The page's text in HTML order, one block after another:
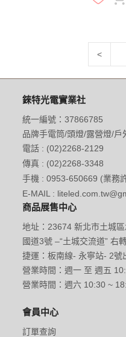
<
錸特光電實業社
統一編號：37866785
品牌手電筒/頭燈/露營燈/戶
電話 : (02)2268-2129
傳真 : (02)2268-3348
手機 : 0953-650669 (業務
E-MAIL :
商品展售中心
地址：23674 新北市土城
國道3號 –“土城交流道” 右
捷運：板南線- 永寧站- 2號
營業時間：週一 至 週五
營業時間：週六 10:30 ~
會員中心
訂單查詢